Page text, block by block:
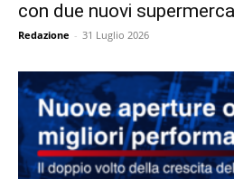
con due nuovi
Redazione - 31 Luglio 2026